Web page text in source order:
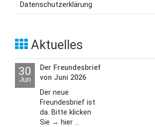
Datenschutzerklärung
Aktuelles
30
Jun
Der Freundesbrief
von Juni 2026
Der neue
Freundesbrief ist
da. Bitte klicken
Sie → hier ...